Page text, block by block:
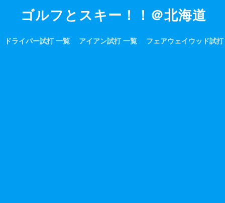
ゴルフとスキー！！＠北海道
ドライバー試打 一覧 アイアン試打 一覧 フェアウェイウッド試